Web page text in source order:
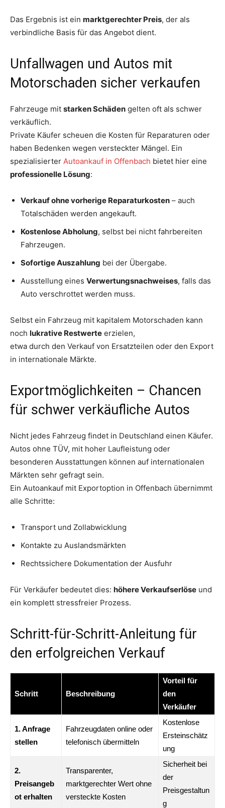
Das Ergebnis ist ein marktgerechter Preis, der als
verbindliche Basis für das Angebot dient.
Unfallwagen und Autos mit
Motorschaden sicher verkaufen
Fahrzeuge mit starken Schäden gelten oft als schwer
verkäuflich.
Private Käufer scheuen die Kosten für Reparaturen oder
haben Bedenken wegen versteckter Mängel. Ein
spezialisierter Autoankauf in Offenbach bietet hier eine
professionelle Lösung:
Verkauf ohne vorherige Reparaturkosten – auch
Totalschäden werden angekauft.
Kostenlose Abholung, selbst bei nicht fahrbereiten
Fahrzeugen.
Sofortige Auszahlung bei der Übergabe.
Ausstellung eines Verwertungsnachweises, falls das
Auto verschrottet werden muss.
Selbst ein Fahrzeug mit kapitalem Motorschaden kann
noch lukrative Restwerte erzielen,
etwa durch den Verkauf von Ersatzteilen oder den Export
in internationale Märkte.
Exportmöglichkeiten – Chancen
für schwer verkäufliche Autos
Nicht jedes Fahrzeug findet in Deutschland einen Käufer.
Autos ohne TÜV, mit hoher Laufleistung oder
besonderen Ausstattungen können auf internationalen
Märkten sehr gefragt sein.
Ein Autoankauf mit Exportoption in Offenbach übernimmt
alle Schritte:
Transport und Zollabwicklung
Kontakte zu Auslandsmärkten
Rechtssichere Dokumentation der Ausfuhr
Für Verkäufer bedeutet dies: höhere Verkaufserlöse und
ein komplett stressfreier Prozess.
Schritt-für-Schritt-Anleitung für
den erfolgreichen Verkauf
Schritt Beschreibung
Vorteil für
den
Verkäufer
1. Anfrage
stellen
Fahrzeugdaten online oder
telefonisch übermitteln
Kostenlose
Ersteinschätz
ung
2.
Preisangeb
ot erhalten
Transparenter,
marktgerechter Wert ohne
versteckte Kosten
Sicherheit bei
der
Preisgestaltun
g